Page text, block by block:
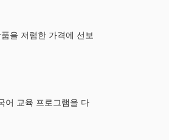
을 저렴한 가격에 선보
어 교육 프로그램을 다